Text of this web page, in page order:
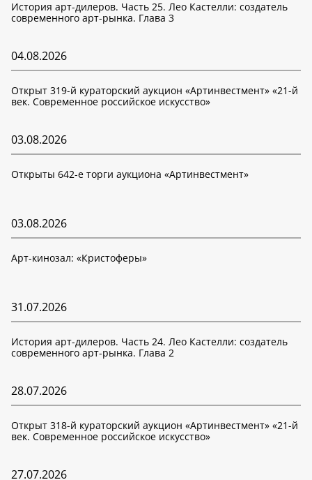
История арт-дилеров. Часть 25. Лео Кастелли: создатель
современного арт-рынка. Глава 3
04.08.2026
Открыт 319-й кураторский аукцион «Артинвестмент» «21-й
век. Современное российское искусство»
03.08.2026
Открыты 642-е торги аукциона «Артинвестмент»
03.08.2026
Арт-кинозал: «Кристоферы»
31.07.2026
История арт-дилеров. Часть 24. Лео Кастелли: создатель
современного арт-рынка. Глава 2
28.07.2026
Открыт 318-й кураторский аукцион «Артинвестмент» «21-й
век. Современное российское искусство»
27.07.2026